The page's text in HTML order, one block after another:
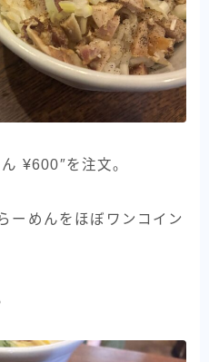
¥600″を注文。
ーめんをほぼワンコイン